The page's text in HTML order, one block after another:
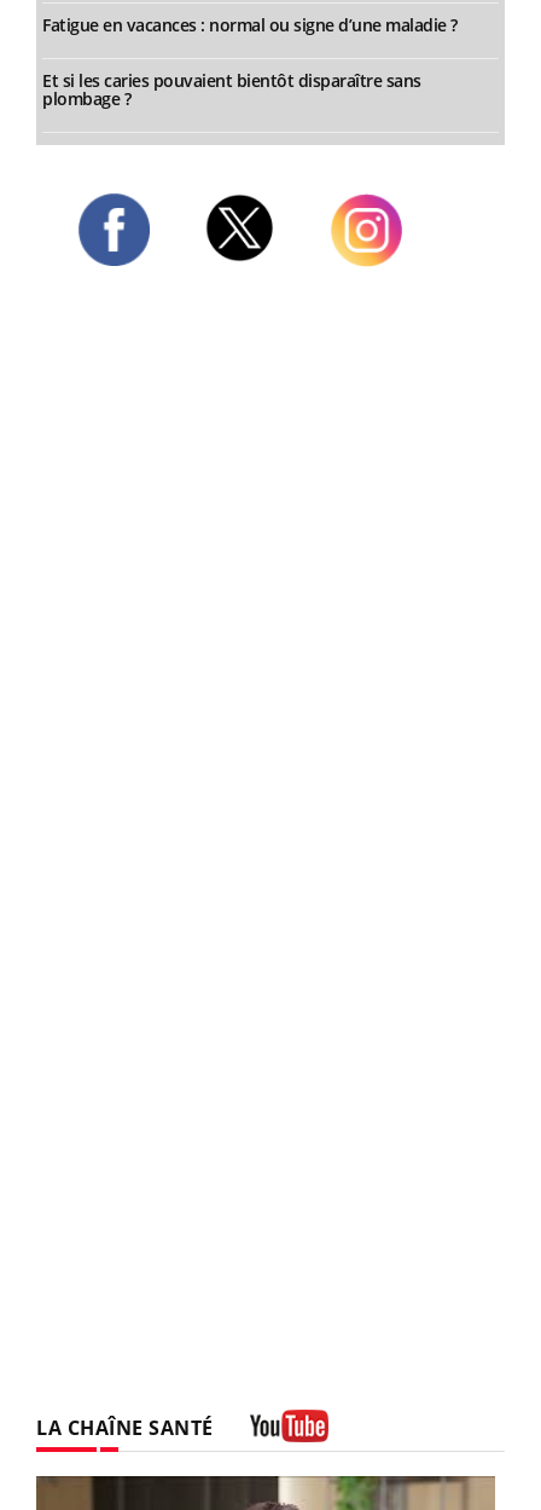
Fatigue en vacances : normal ou signe d’une maladie ?
Et si les caries pouvaient bientôt disparaître sans
plombage ?
LA CHAÎNE SANTÉ